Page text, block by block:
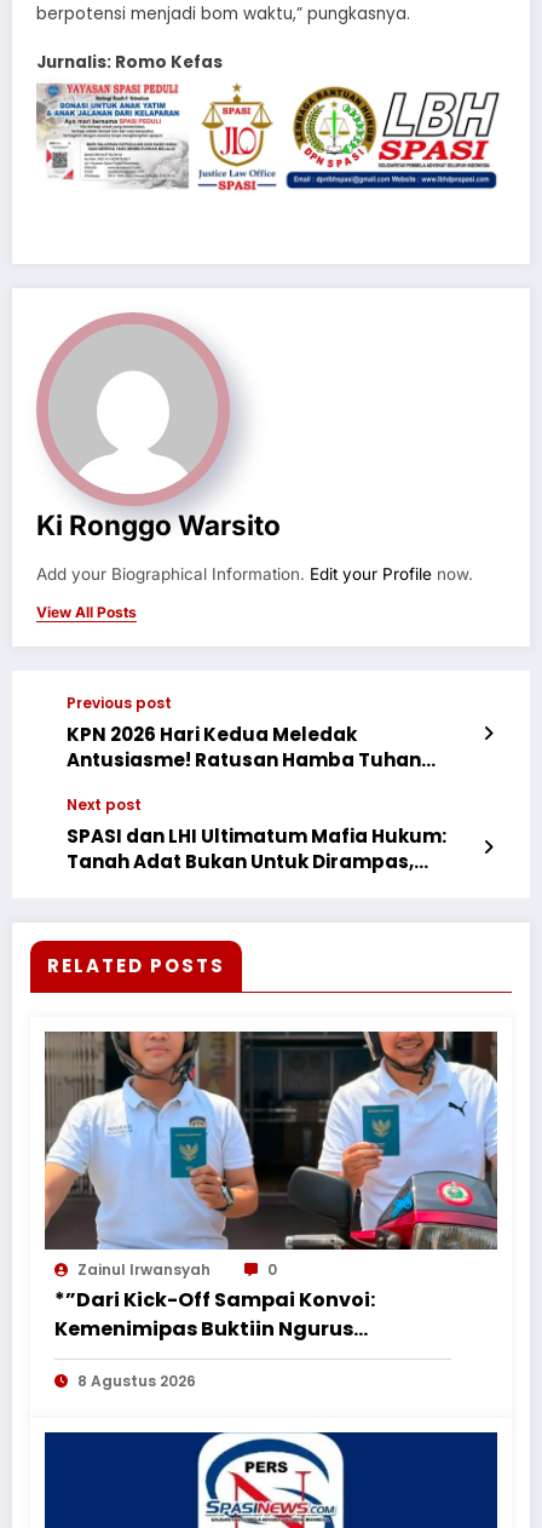
berpotensi menjadi bom waktu,” pungkasnya.
Jurnalis: Romo Kefas
Ki Ronggo Warsito
Add your Biographical Information. Edit your Profile now.
View All Posts
Previous post
KPN 2026 Hari Kedua Meledak
Antusiasme! Ratusan Hamba Tuhan
Hanya Berkumpul
Next post
SPASI dan LHI Ultimatum Mafia Hukum:
Tanah Adat Bukan Untuk Dirampas,
RELATED POSTS
Zainul Irwansyah 0
*”Dari Kick-Off Sampai Konvoi:
Kemenimipas Buktiin Ngurus
Dokumen Nggak Harus Ribet &
Boring”*
8 Agustus 2026